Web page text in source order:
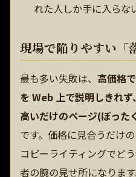
れた人しか手に入らな
現場で陥りやすい「
最も多い失敗は、 高価格
を Web 上で説明しきれ
高いだけのページ(ぼった
です。価格に見合うだけ
コピーライティングでど
者の腕の見せ所になります